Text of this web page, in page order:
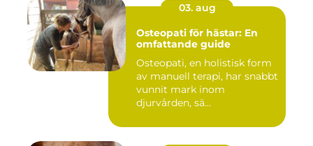
03. aug
Osteopati för hästar: En
omfattande guide
Osteopati, en holistisk form
av manuell terapi, har snabbt
vunnit mark inom
djurvården, sä...